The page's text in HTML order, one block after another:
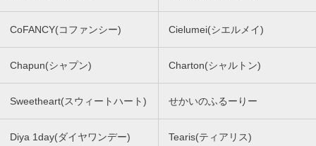
CoFANCY(コファンシー) Cielumei(シエルメイ)
Chapun(シャプン) Charton(シャルトン)
Sweetheart(スウィートハート) せかいのふるーりー
Diya 1day(ダイヤワンデー) Tearis(ティアリス)